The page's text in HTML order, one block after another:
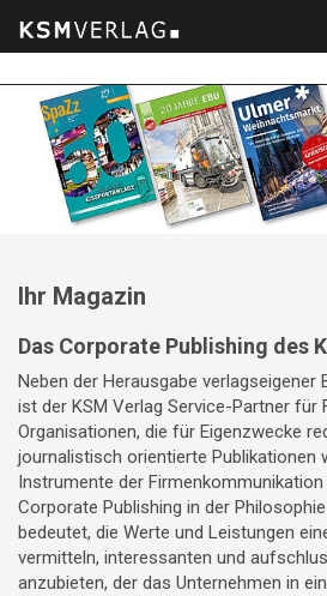
Inhalt
springen
Ihr Magazin
Das Corporate Publishing des
Neben der Herausgabe
ist der KSM Verlag Service-Partner für
Organisationen, die für Eigenzwecke
journalistisch orientierte Publikationen
Instrumente der
Corporate Publishing in der
bedeutet, die Werte und Leistungen
vermitteln, interessanten und
anzubieten, der das Unternehmen in